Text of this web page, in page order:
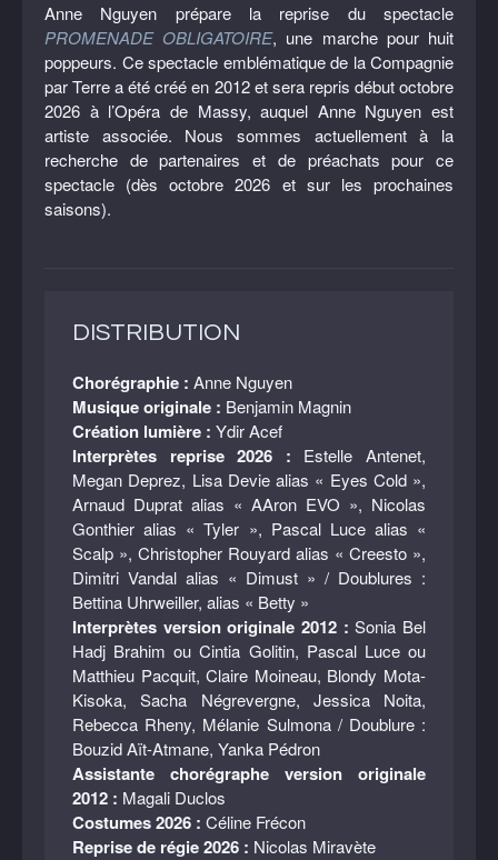
Anne Nguyen prépare la reprise du spectacle
PROMENADE OBLIGATOIRE, une marche pour huit
poppeurs. Ce spectacle emblématique de la Compagnie
par Terre a été créé en 2012 et sera repris début octobre
2026 à l’Opéra de Massy, auquel Anne Nguyen est
artiste associée. Nous sommes actuellement à la
recherche de partenaires et de préachats pour ce
spectacle (dès octobre 2026 et sur les prochaines
saisons).
DISTRIBUTION
Chorégraphie : Anne Nguyen
Musique originale : Benjamin Magnin
Création lumière : Ydir Acef
Interprètes reprise 2026 : Estelle Antenet,
Megan Deprez, Lisa Devie alias « Eyes Cold »,
Arnaud Duprat alias « AAron EVO », Nicolas
Gonthier alias « Tyler », Pascal Luce alias «
Scalp », Christopher Rouyard alias « Creesto »,
Dimitri Vandal alias « Dimust » / Doublures :
Bettina Uhrweiller, alias « Betty »
Interprètes version originale 2012 : Sonia Bel
Hadj Brahim ou Cintia Golitin, Pascal Luce ou
Matthieu Pacquit, Claire Moineau, Blondy Mota-
Kisoka, Sacha Négrevergne, Jessica Noita,
Rebecca Rheny, Mélanie Sulmona / Doublure :
Bouzid Aït-Atmane, Yanka Pédron
Assistante chorégraphe version originale
2012 : Magali Duclos
Costumes 2026 : Céline Frécon
Reprise de régie 2026 : Nicolas Miravète